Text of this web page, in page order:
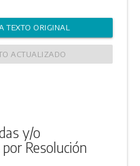
TEXTO ORIGINAL
ACTUALIZADO
y/o
Resolución